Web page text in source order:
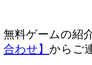
無料ゲームの紹
合わせ】 からご